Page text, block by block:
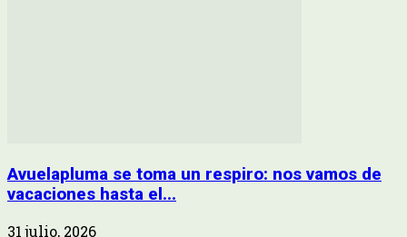
Avuelapluma se toma un respiro: nos vamos de
vacaciones hasta el...
31 julio, 2026